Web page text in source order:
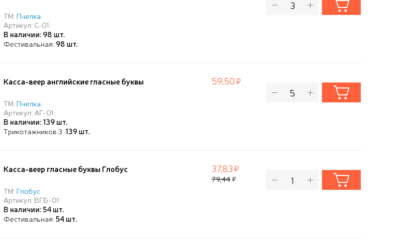
ТМ: Пчелка
Артикул: С-01
В наличии: 98 шт.
Фестивальная: 98 шт.
Касса-веер английские гласные буквы
ТМ: Пчелка
Артикул: АГ-01
В наличии: 139 шт.
Трикотажников 3: 139 шт.
59,50
Касса-веер гласные буквы Глобус
ТМ: Глобус
Артикул: ВГБ-01
В наличии: 54 шт.
Фестивальная:54 шт.
37,83
79,44